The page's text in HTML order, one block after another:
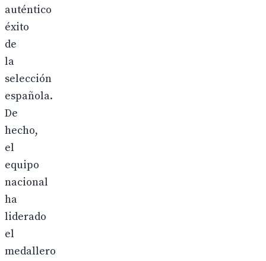
auténtico
éxito
de
la
selección
española.
De
hecho,
el
equipo
nacional
ha
liderado
el
medallero